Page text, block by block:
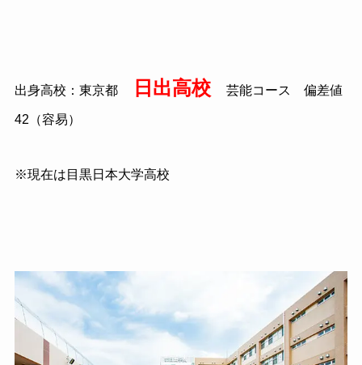
出身高校：東京都 日出高校 芸能コース 偏差値
42（容易）
※現在は目黒日本大学高校